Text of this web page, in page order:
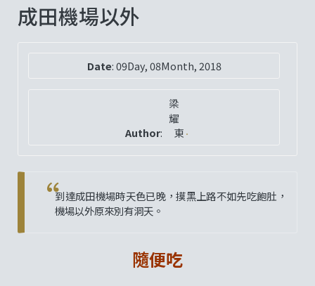
成田機場以外
Date:09Day, 08Month, 2018
Author:
梁
耀
東
到達成田機場時天色已晚，摸黑上路不如先吃飽肚，
機場以外原來別有洞天。
隨便吃